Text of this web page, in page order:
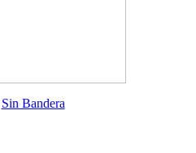
Sin Bandera